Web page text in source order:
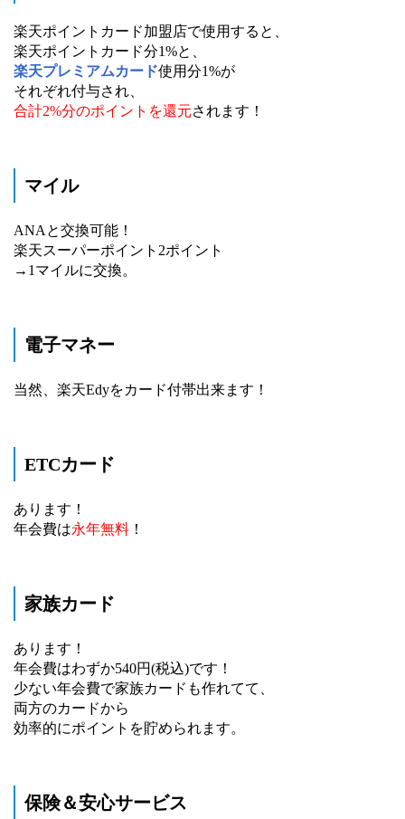
楽天ポイントカード加盟店で使用すると、
楽天ポイントカード分1%と、
楽天プレミアムカード使用分1%が
それぞれ付与され、
合計2%分のポイントを還元されます！
マイル
ANAと交換可能！
楽天スーパーポイント2ポイント
→1マイルに交換。
電子マネー
当然、楽天Edyをカード付帯出来ます！
ETCカード
あります！
年会費は永年無料 ！
家族カード
あります！
年会費はわずか540円(税込)です！
少ない年会費で家族カードも作れてて、
両方のカードから
効率的にポイントを貯められます。
保険＆安心サービス